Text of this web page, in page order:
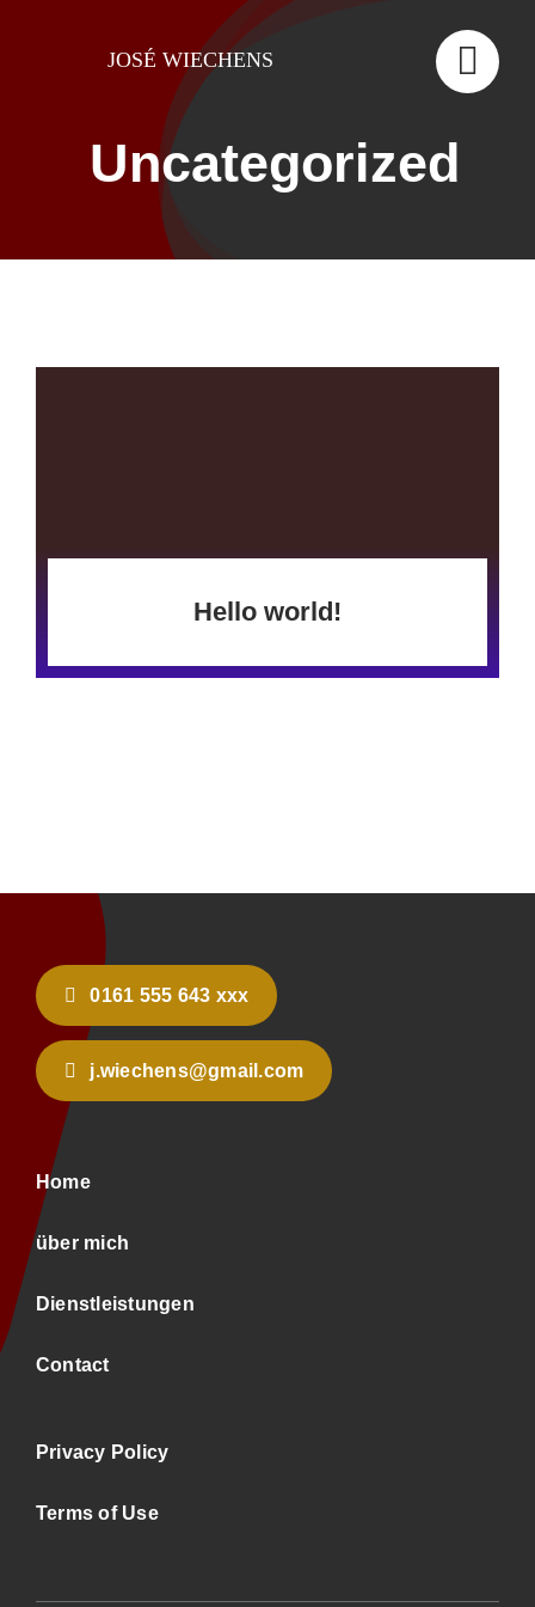
JOSÉ WIECHENS
Uncategorized
Hello world!
0161 555 643 xxx
j.wiechens@gmail.com
Home
über mich
Dienstleistungen
Contact
Privacy Policy
Terms of Use